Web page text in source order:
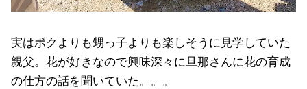
実はボクよりも甥っ子よりも楽しそうに見学していた
親父。花が好きなので興味深々に旦那さんに花の育成
の仕方の話を聞いていた。。。